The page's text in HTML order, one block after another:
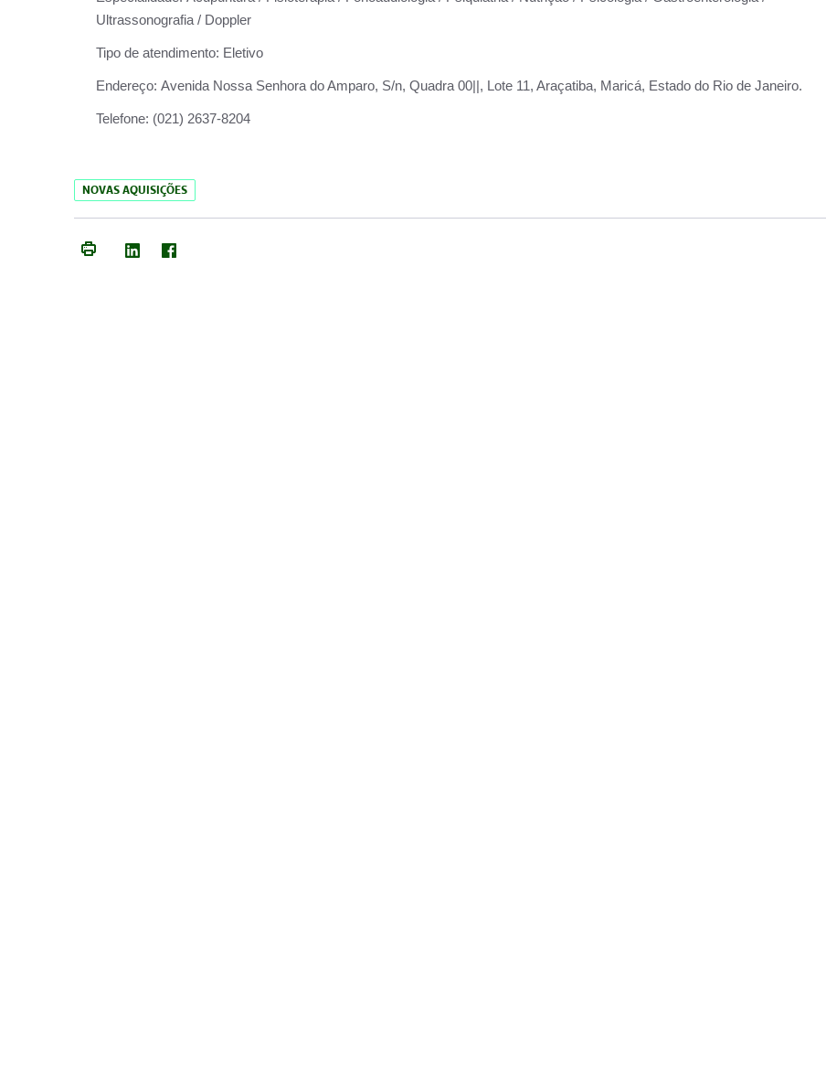
Ultrassonografia / Doppler
Tipo de atendimento: Eletivo
Endereço: Avenida Nossa Senhora do Amparo, S/n, Quadra 00||, Lote 11, Araçatiba, Maricá, Estado do Rio de Janeiro.
Telefone: (021) 2637-8204
NOVAS AQUISIÇÕES